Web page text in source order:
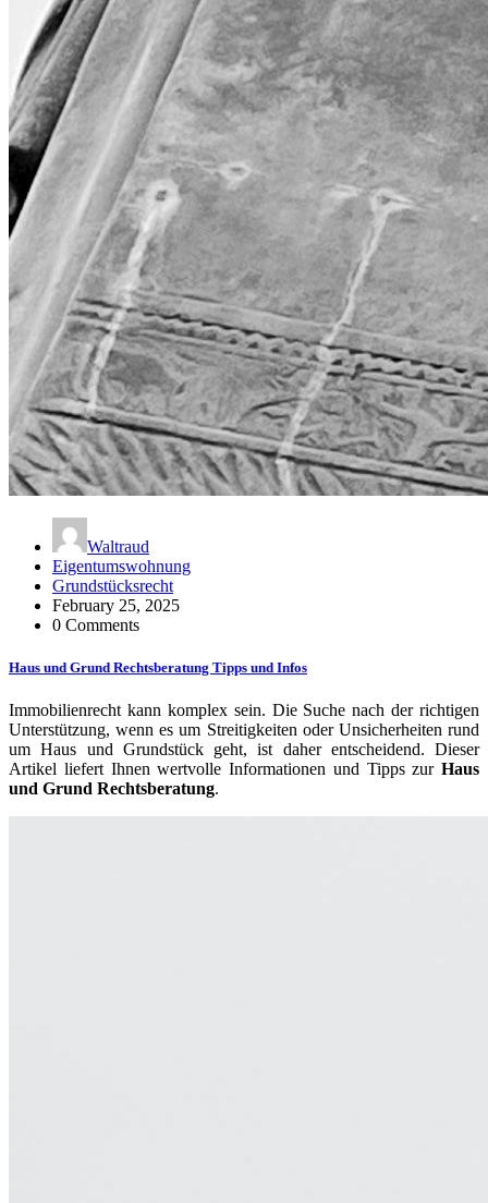
Waltraud
Eigentumswohnung
Grundstücksrecht
February 25, 2025
0 Comments
Haus und Grund Rechtsberatung Tipps und Infos
Immobilienrecht kann komplex sein. Die Suche nach der richtigen
Unterstützung, wenn es um Streitigkeiten oder Unsicherheiten rund
um Haus und Grundstück geht, ist daher entscheidend. Dieser
Artikel liefert Ihnen wertvolle Informationen und Tipps zur Haus
und Grund Rechtsberatung.